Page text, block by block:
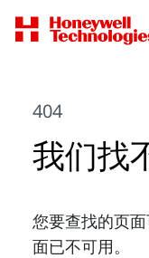
404
我们找
您要查找的页
面已不可用。